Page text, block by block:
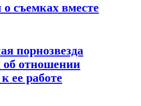
о съемках вместе
порнозвезда
об отношении
ее работе